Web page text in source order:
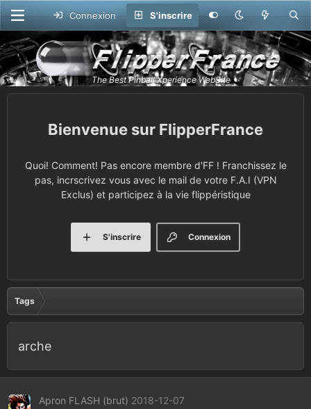
Connexion S'inscrire
FlipperFrance
Quoi! Comment! Pas encore membre d'FF ! Franchissez le
pas, incrscrivez vous avec le mail de votre F.A.I (VPN
Exclus) et participez à la vie flippéristique
Connexion
S'inscrire
Tags
arche
Apron FLASH (brut) 2018-12-07